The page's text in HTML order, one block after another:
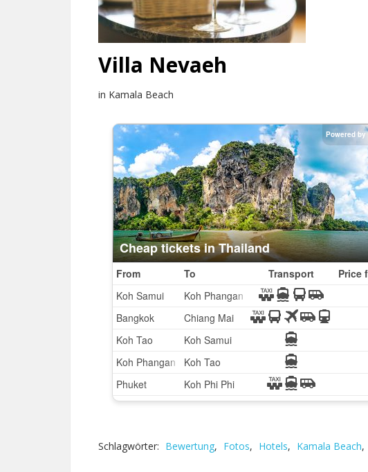
Villa Nevaeh
in Kamala Beach
Schlagwörter: Bewertung, Fotos, Hotels, Kamala Beach,